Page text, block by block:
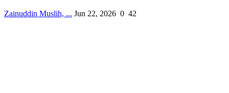
Zainuddin Muslih, ... Jun 22, 2026 0 42